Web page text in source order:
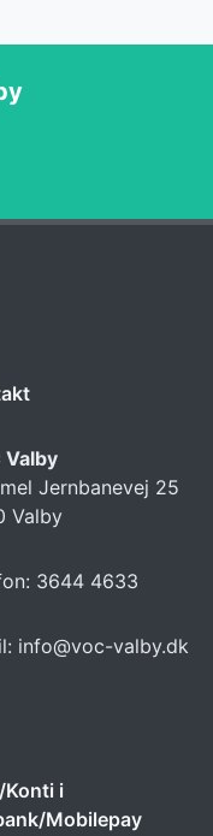
Valby
Jernbanevej 25
Valby
3644 4633
info@voc-valby.dk
Konti i
Mobilepay